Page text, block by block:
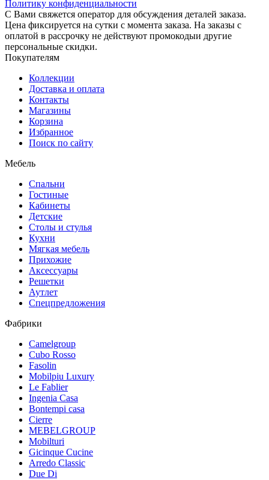
Политику конфиденциальности
С Вами свяжется оператор для обсуждения деталей заказа.
Цена фиксируется на сутки с момента заказа. На заказы с
оплатой в рассрочку не действуют промокодыи другие
персональные скидки.
Покупателям
Коллекции
Доставка и оплата
Контакты
Магазины
Корзина
Избранное
Поиск по сайту
Мебель
Спальни
Гостиные
Кабинеты
Детские
Столы и стулья
Кухни
Мягкая мебель
Прихожие
Аксессуары
Решетки
Аутлет
Спецпредложения
Фабрики
Camelgroup
Cubo Rosso
Fasolin
Mobilpiu Luxury
Le Fablier
Ingenia Casa
Bontempi casa
Cierre
MEBELGROUP
Mobilturi
Gicinque Cucine
Arredo Classic
Due Di